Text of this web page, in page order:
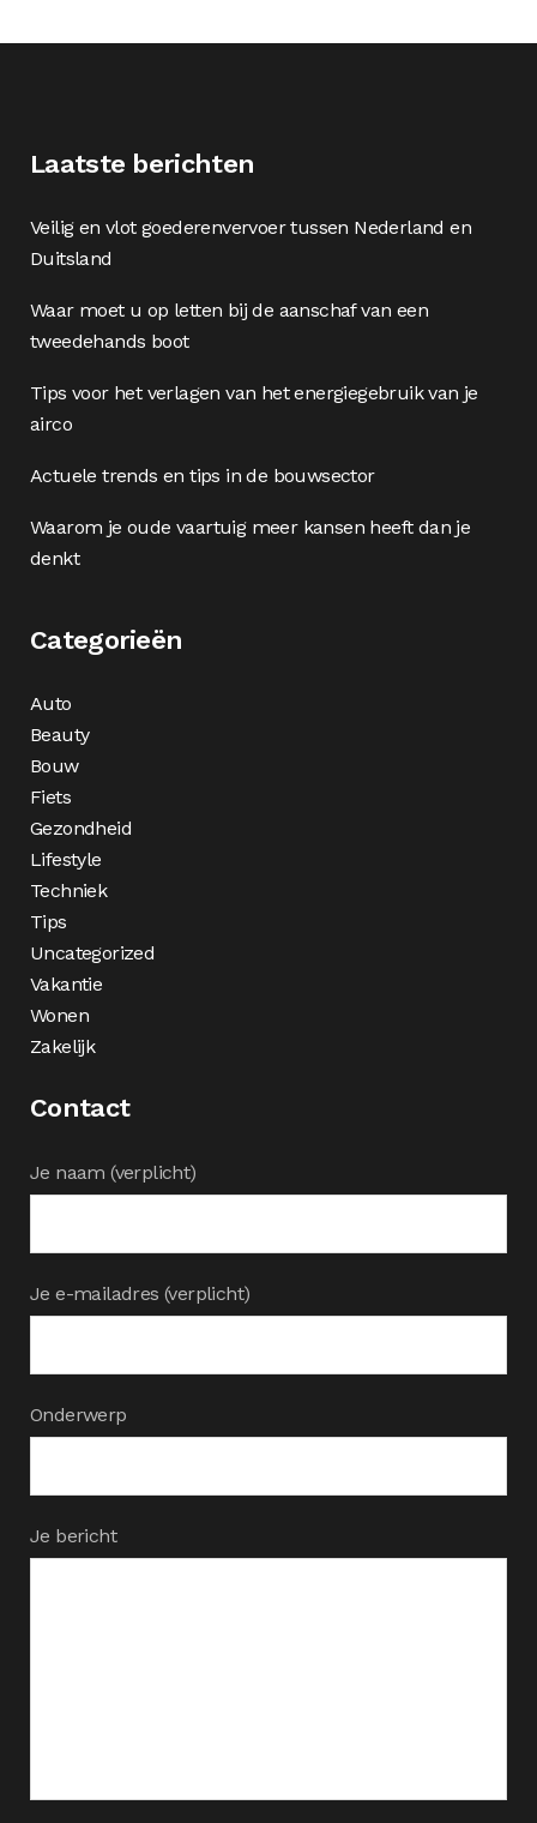
Laatste berichten
Veilig en vlot goederenvervoer tussen Nederland en
Duitsland
Waar moet u op letten bij de aanschaf van een
tweedehands boot
Tips voor het verlagen van het energiegebruik van je
airco
Actuele trends en tips in de bouwsector
Waarom je oude vaartuig meer kansen heeft dan je
denkt
Categorieën
Auto
Beauty
Bouw
Fiets
Gezondheid
Lifestyle
Techniek
Tips
Uncategorized
Vakantie
Wonen
Zakelijk
Contact
Je naam (verplicht)
Je e-mailadres (verplicht)
Onderwerp
Je bericht